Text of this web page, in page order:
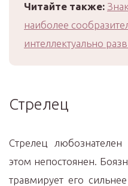
Читайте также:
наиболее
интеллектуально
Стрелец
Стрелец
этом непостоянен.
травмирует его